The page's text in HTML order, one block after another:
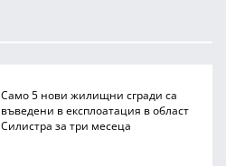
Само 5 нови жилищни сгради са
въведени в експлоатация в област
Силистра за три месеца